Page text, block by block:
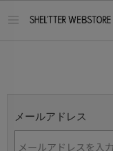
メールアドレス